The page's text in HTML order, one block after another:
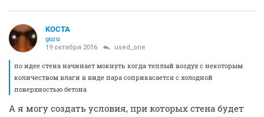
KOCTA
guru
19 октября 2016 used_one
по идее стена начинает мокнуть когда теплый воздух с некоторым
количеством влаги в виде пара соприкасается с холодной
поверхностью бетона
А я могу создать условия, при которых стена будет